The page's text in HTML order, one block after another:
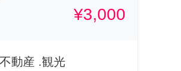
¥3,000
動産 .観光